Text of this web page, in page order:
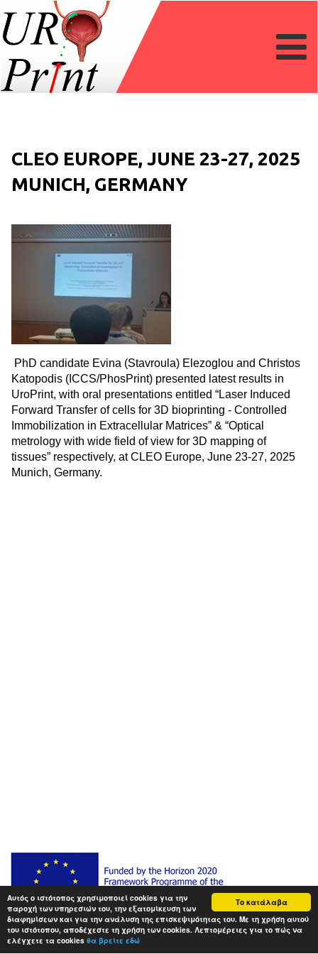
Το κατάλαβα
Αυτός ο ιστότοπος χρησιμοποιεί cookies για την
παροχή των υπηρεσιών του, την εξατομίκευση των
διαφημίσεων και για την ανάλυση της επισκεψιμότητας του. Με τη χρήση αυτού
του ιστότοπου, αποδέχεστε τη χρήση των cookies. Λεπτομέρειες για το πώς να
ελέγχετε τα cookies θα βρείτε εδώ
CLEO EUROPE, JUNE 23-27, 2025
MUNICH, GERMANY
PhD candidate Evina (Stavroula) Elezoglou and Christos
Katopodis (ICCS/PhosPrint) presented latest results in
UroPrint, with oral presentations entitled “Laser Induced
Forward Transfer of cells for 3D bioprinting - Controlled
Immobilization in Extracellular Matrices” & “Optical
metrology with wide field of view for 3D mapping of
tissues” respectively, at CLEO Europe, June 23-27, 2025
Munich, Germany.